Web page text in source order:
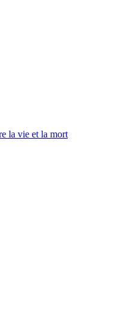
la vie et la mort